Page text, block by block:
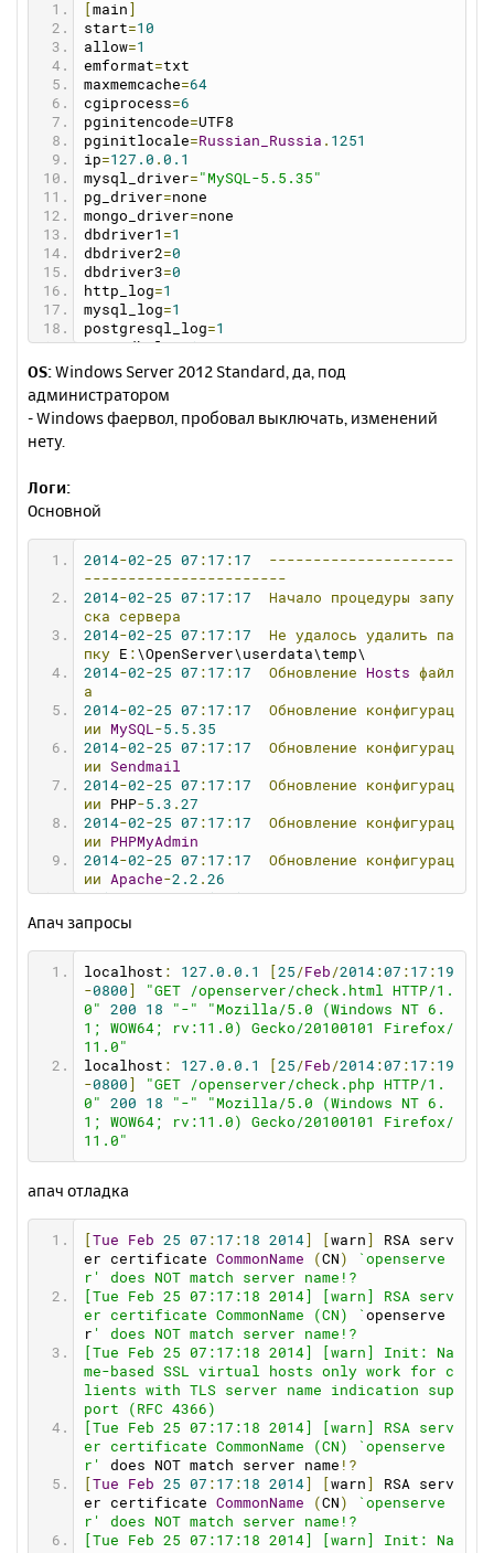
main
start=10
allow=1
emformat=txt
maxmemcache=64
cgiprocess=6
pginitencode=UTF8
pginitlocale=Russian_Russia . 1251
ip=127.0 . 0.1
mysql_driver= "MySQL-5.5.35"
pg_driver=none
mongo_driver=none
dbdriver1 =1
dbdriver2=0
dbdriver3=0
http_log=1
mysql_log=1
postgresql_log=1
mongodb_log=1
dns_log=1
debugmail=
mysqlcharset =utf8_general_ci
httpcharset
logreadsize=256
showversion =0
crdisk=
crpath = 0
crdomain =0
showfvr =0
showprogs=
hdomains
balloon 1
favorite
0
showswitch
1
debugmode = 1
stext =0
sbrowser 0
email =0
vdisk=W
selfhosts=
webdir = "domains"
browser=""
filebrowser
sfilebrowser=0
memcache= 0
dns=0
fzone= none
speed=0
maxrequests
upurl =http
//open-server.ru/update/
durl= http://open-server.ru/download.html
folders = "public_html www\htdocs www http h
tdocs docs web httpdocs public html site"
postgresqlport
httpport
httpsport =443
httpbackport =8080
ftpport 21
sftpport 990
phpport= 9000
memcacheport =11211
[ftp]
ftp= 0
ftpcommandtimeout
ftpconnecttimeout = 60
[ sendmail]
smtp_server
""
smtp_port =""
auth_username= ""
auth_password = ""
OS:Windows Server 2012 Standard, да, под
администратором
- Windows фаервол, пробовал выключать, изменений
нету.
Логи:
Основной
2014-02-25 07 : 17 : 17
---------------------
-----------------------
2014-02-25 07 : 17 : 17 Начало процедуры
запу
ска
сервера
2014-02-25 07 : 17 : 17 Не удалось удалить
па
пку E : \OpenServer\userdata\temp\
2014-02-25 07 : 17 : 17 Обновление Hosts файл
а
2014-02-25 07 : 17 : 17 Обновление
конфигурац
ии
MySQL-5.5 . 35
2014-02-25 07 : 17 : 17 Обновление
конфигурац
ии Sendmail
2014-02-25 07 : 17 : 17 Обновление
конфигурац
ии PHP-5.3 . 27
2014-02-25 07 : 17 : 17 Обновление
конфигурац
ии
PHPMyAdmin
2014-02-25 07 : 17 : 17 Обновление
конфигурац
ии Apache-2.2 . 26
2014-02-25 07:17:17 Запуск MySQL-5.5.35
2014- 02
2014
рвера
2014-02-25 07: 17 : 19 Веб-сервер успешно
за
пущен!
Апач запросы
localhost : 127.0 . 0.1 25 /Feb /2014 : 07 : 17 : 19
-0800
"GET /openserver/check.html HTTP/1.
0"
200 18 "-"
"Mozilla/5.0 (Windows NT 6.
1; WOW64; rv:11.0) Gecko/20100101 Firefox/
11.0"
localhost : 127.0 . 0.1 25 /Feb /2014 : 07 : 17 : 19
-0800
"GET /openserver/check.php HTTP/1.
0"
200 18 "-"
"Mozilla/5.0 (Windows NT 6.
1; WOW64; rv:11.0) Gecko/20100101 Firefox/
11.0"
апач отладка
Tue Feb 25 07 : 17 : 18 2014 warn
RSA serv
er certificate CommonName (CN )
`openserve
r' does NOT match server name!?
[Tue Feb 25 07:17:18 2014] [warn] RSA serv
er certificate CommonName (CN) ` openserve
r ' does NOT match server name!?
[Tue Feb 25 07:17:18 2014] [warn] Init: Na
me-based SSL virtual hosts only work for c
lients with TLS server name indication sup
port (RFC 4366)
[Tue Feb 25 07:17:18 2014] [warn] RSA serv
er certificate CommonName (CN) `openserve
r'
does NOT match server name !?
Tue Feb 25 07 : 17 : 18 2014 warn
RSA serv
er certificate CommonName (CN )
`openserve
r' does NOT match server name!?
[Tue Feb 25 07:17:18 2014] [warn] Init: Na